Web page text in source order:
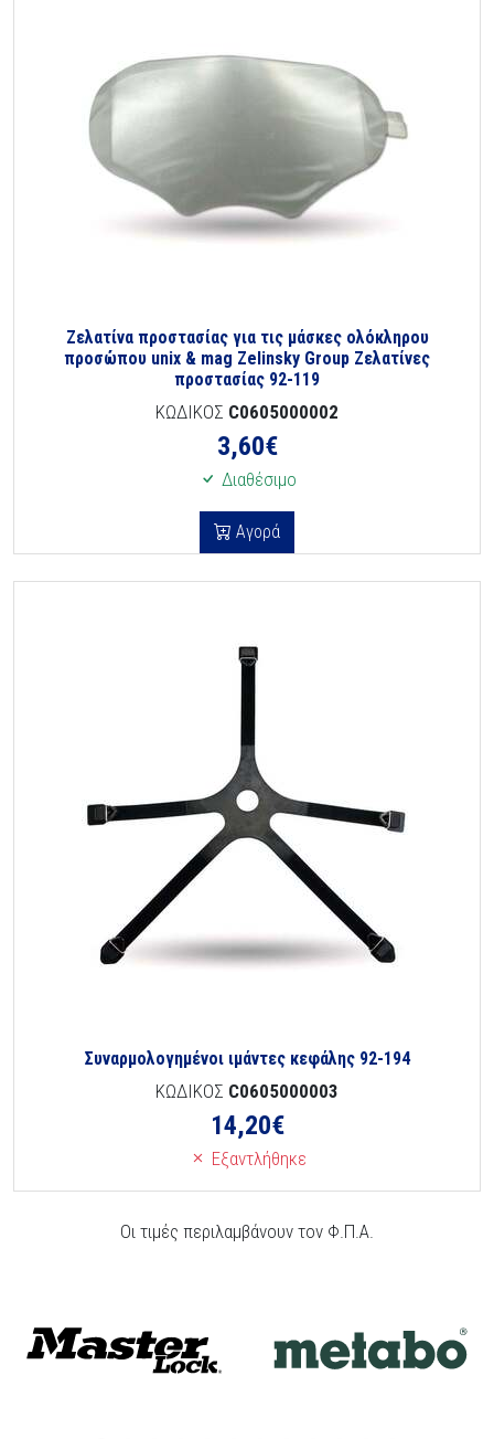
Ζελατίνα προστασίας για τις μάσκες ολόκληρου
προσώπου unix & mag Zelinsky Group Ζελατίνες
προστασίας 92-119
ΚΩΔΙΚΟΣ C0605000002
3,60€
Διαθέσιμο
Αγορά
Συναρμολογημένοι ιμάντες κεφάλης 92-194
ΚΩΔΙΚΟΣ C0605000003
14,20€
Εξαντλήθηκε
Οι τιμές περιλαμβάνουν τον Φ.Π.Α.